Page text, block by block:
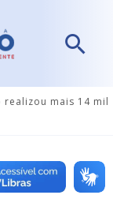
realizou mais 14 mil